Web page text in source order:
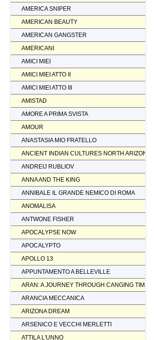
AMERICA SNIPER
AMERICAN BEAUTY
AMERICAN GANGSTER
AMERICANI
AMICI MIEI
AMICI MIEI ATTO II
AMICI MIEI ATTO III
AMISTAD
AMORE A PRIMA SVISTA
AMOUR
ANASTASIA MIO FRATELLO
ANCIENT INDIAN CULTURES NORTH ARIZONA
ANDREIJ RUBLIOV
ANNA AND THE KING
ANNIBALE IL GRANDE NEMICO DI ROMA
ANOMALISA
ANTWONE FISHER
APOCALYPSE NOW
APOCALYPTO
APOLLO 13
APPUNTAMENTO A BELLEVILLE
ARAN: A JOURNEY THROUGH CANGING TIMES
ARANCIA MECCANICA
ARIZONA DREAM
ARSENICO E VECCHI MERLETTI
ATTILA L'UNNO